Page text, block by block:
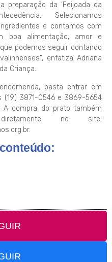
preparação da ‘Feijoada da
Selecionamos
e contamos com
boa alimentação, amor e
podemos seguir contando
enfatiza Adriana
Criança.
basta entrar em
3871-0546 e 3869-5654
A compra do prato também
no site: